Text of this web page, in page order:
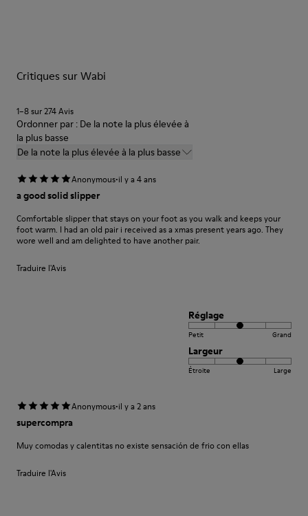
74% textil (90% lana - 10% poliéster) 26% poliéster reciclado
Pour obtenir des instructions détaillées sur l’entretien de
des chaussures
Critiques sur Wabi
1–8 sur 274 Avis
Ordonner par : De la note la plus élevée à
la plus basse
De la note la plus élevée à la plus basse
Anonymous·il y a 4 ans
a good solid slipper
Comfortable slipper that stays on your foot as you walk and keeps your
foot warm. I had an old pair i received as a xmas present years ago. They
wore well and am delighted to have another pair.
Traduire l'Avis
Réglage
Petit Grand
Largeur
Étroite Large
Anonymous·il y a 2 ans
supercompra
Muy comodas y calentitas no existe sensación de frio con ellas
Traduire l'Avis